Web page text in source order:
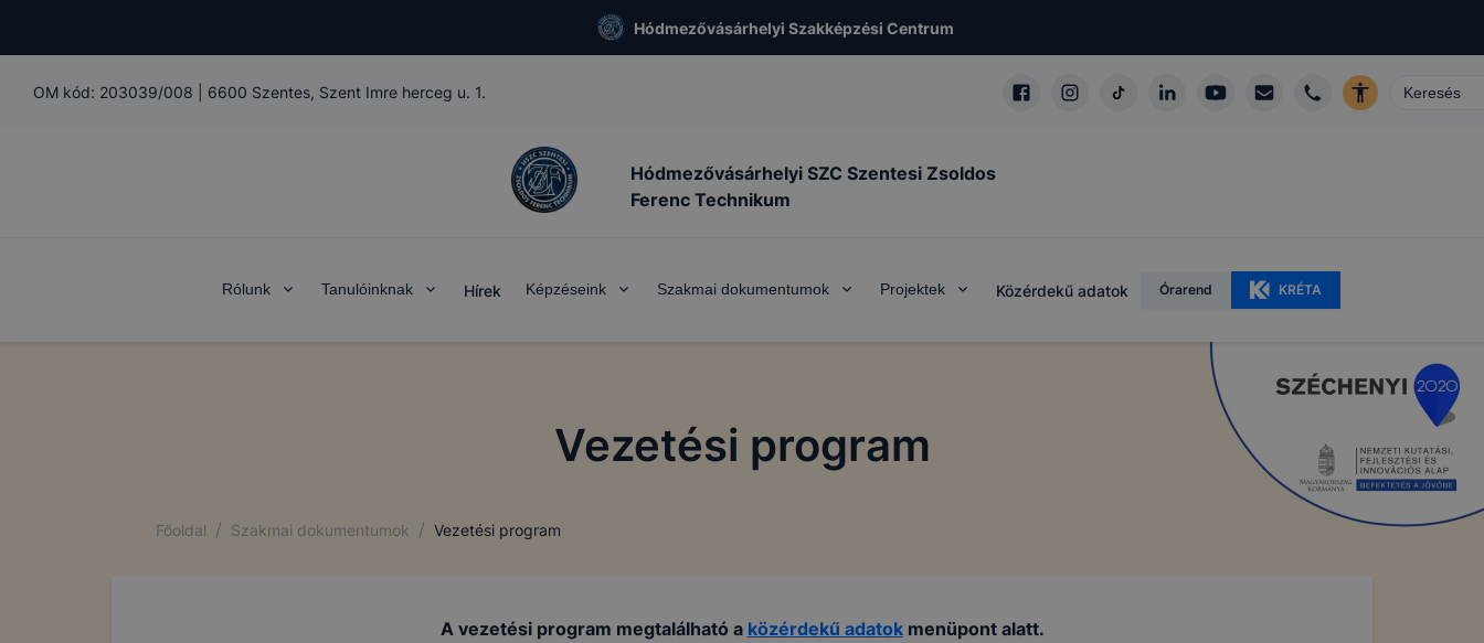
Hódmezővásárhelyi Szakképzési Centrum
OM kód: 203039/008 6600 Szentes, Szent Imre herceg u. 1.
Hódmezővásárhelyi SZC Szentesi Zsoldos
Ferenc Technikum
Rólunk Tanulóinknak Hírek Képzéseink Szakmai dokumentumok Projektek Közérdekű adatok Órarend KRÉTA
Vezetési program
Főoldal / Szakmai dokumentumok / Vezetési program
A vezetési program megtalálható a közérdekű adatokmenüpont alatt.